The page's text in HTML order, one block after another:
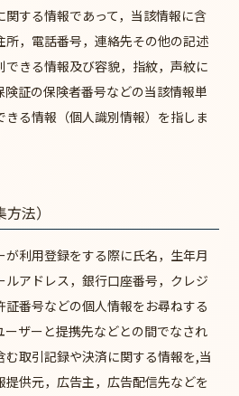
する情報であって，当該情報に含
所，電話番号，連絡先その他の記述
きる情報及び容貌，指紋，声紋に
証の保険者番号などの当該情報単
る情報（個人識別情報）を指しま
法）
利用登録をする際に氏名，生年月
ルアドレス，銀行口座番号，クレジ
証番号などの個人情報をお尋ねする
ーザーと提携先などとの間でなされ
取引記録や決済に関する情報を,当
供元，広告主，広告配信先などを